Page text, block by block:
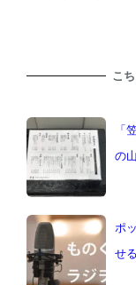
こ
「
の
ポ
せる